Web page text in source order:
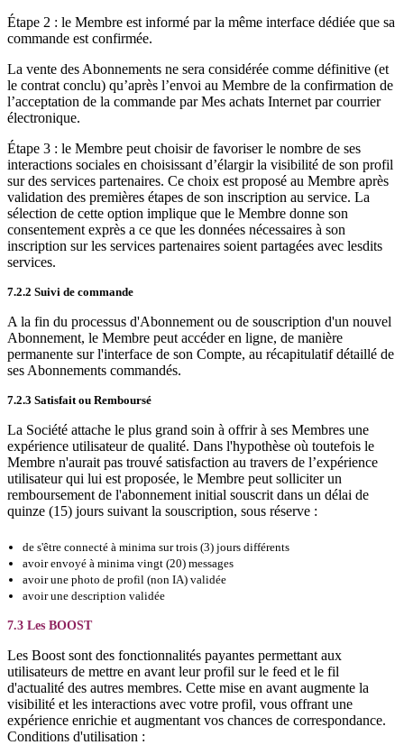
Étape 2 : le Membre est informé par la même interface dédiée que sa
commande est confirmée.
La vente des Abonnements ne sera considérée comme définitive (et
le contrat conclu) qu’après l’envoi au Membre de la confirmation de
l’acceptation de la commande par Mes achats Internet par courrier
électronique.
Étape 3 : le Membre peut choisir de favoriser le nombre de ses
interactions sociales en choisissant d’élargir la visibilité de son profil
sur des services partenaires. Ce choix est proposé au Membre après
validation des premières étapes de son inscription au service. La
sélection de cette option implique que le Membre donne son
consentement exprès a ce que les données nécessaires à son
inscription sur les services partenaires soient partagées avec lesdits
services.
7.2.2 Suivi de commande
A la fin du processus d'Abonnement ou de souscription d'un nouvel
Abonnement, le Membre peut accéder en ligne, de manière
permanente sur l'interface de son Compte, au récapitulatif détaillé de
ses Abonnements commandés.
7.2.3 Satisfait ou Remboursé
La Société attache le plus grand soin à offrir à ses Membres une
expérience utilisateur de qualité. Dans l'hypothèse où toutefois le
Membre n'aurait pas trouvé satisfaction au travers de l’expérience
utilisateur qui lui est proposée, le Membre peut solliciter un
remboursement de l'abonnement initial souscrit dans un délai de
quinze (15) jours suivant la souscription, sous réserve :
de s'être connecté à minima sur trois (3) jours différents
avoir envoyé à minima vingt (20) messages
avoir une photo de profil (non IA) validée
avoir une description validée
7.3 Les BOOST
Les Boost sont des fonctionnalités payantes permettant aux
utilisateurs de mettre en avant leur profil sur le feed et le fil
d'actualité des autres membres. Cette mise en avant augmente la
visibilité et les interactions avec votre profil, vous offrant une
expérience enrichie et augmentant vos chances de correspondance.
Conditions d'utilisation :